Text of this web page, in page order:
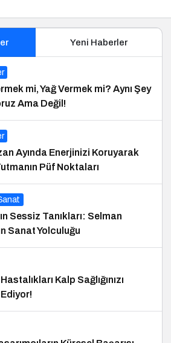
Yeni Haberler
mi, Yağ Vermek mi? Aynı Şey
Ama Değil!
Ayında Enerjinizi Koruyarak
Püf Noktaları
Sessiz Tanıkları: Selman
Sanat Yolculuğu
Kalp Sağlığınızı